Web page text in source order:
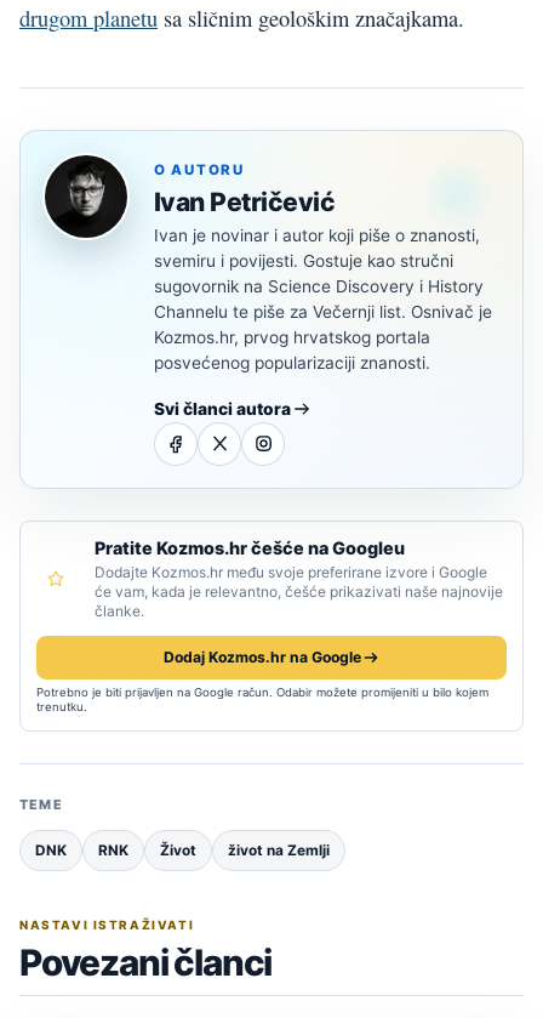
drugom planetu sa sličnim geološkim značajkama.
O AUTORU
Ivan Petričević
Ivan je novinar i autor koji piše o znanosti,
svemiru i povijesti. Gostuje kao stručni
sugovornik na Science Discovery i History
Channelu te piše za Večernji list. Osnivač je
Kozmos.hr, prvog hrvatskog portala
posvećenog popularizaciji znanosti.
Svi članci autora
Pratite Kozmos.hr češće na Googleu
Dodajte Kozmos.hr među svoje preferirane izvore i Google
će vam, kada je relevantno, češće prikazivati naše najnovije
članke.
Dodaj Kozmos.hr na Google
Potrebno je biti prijavljen na Google račun. Odabir možete promijeniti u bilo kojem
trenutku.
TEME
DNK RNK Život život na Zemlji
NASTAVI ISTRAŽIVATI
Povezani članci